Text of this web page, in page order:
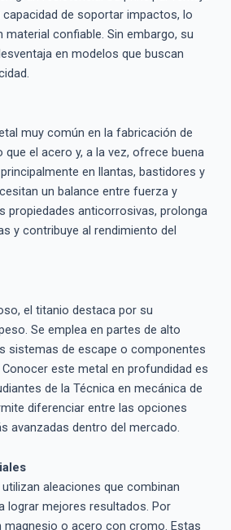
capacidad de soportar impactos, lo
material confiable. Sin embargo, su
en modelos que buscan
muy común en la fabricación de
el acero y, a la vez, ofrece buena
en llantas, bastidores y
un balance entre fuerza y
propiedades anticorrosivas, prolonga
y contribuye al rendimiento del
el titanio destaca por su
Se emplea en partes de alto
sistemas de escape o componentes
este metal en profundidad es
de la Técnica en mecánica de
diferenciar entre las opciones
avanzadas dentro del mercado.
aleaciones que combinan
lograr mejores resultados. Por
magnesio o acero con cromo. Estas